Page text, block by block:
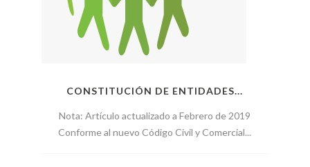
CONSTITUCIÓN DE ENTIDADES...
Nota: Artículo actualizado a Febrero de 2019
Conforme al nuevo Código Civil y Comercial...